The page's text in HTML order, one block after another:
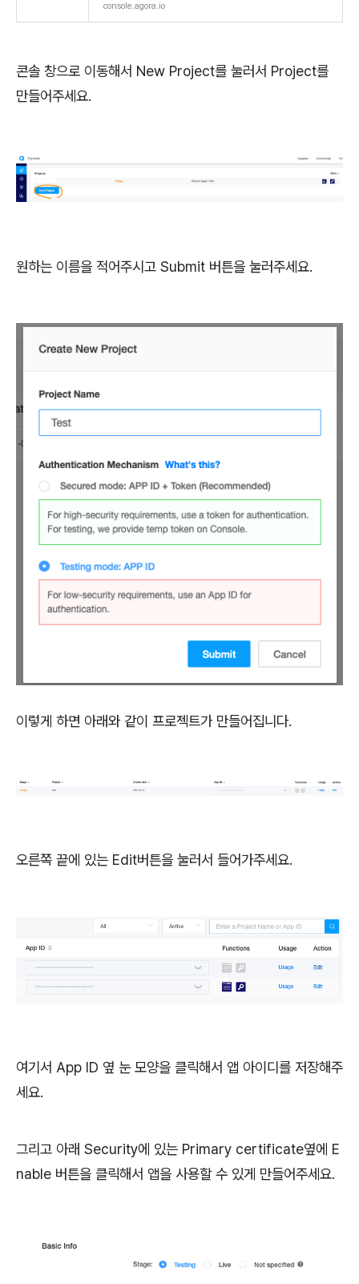
console.agora.io
콘솔 창으로 이동해서 New Project를 눌러서 Project를
만들어주세요.
원하는 이름을 적어주시고 Submit 버튼을 눌러주세요.
이렇게 하면 아래와 같이 프로젝트가 만들어집니다.
오른쪽 끝에 있는 Edit버튼을 눌러서 들어가주세요.
여기서 App ID 옆 눈 모양을 클릭해서 앱 아이디를 저장해주
세요.
그리고 아래 Security에 있는 Primary certificate옆에 E
nable 버튼을 클릭해서 앱을 사용할 수 있게 만들어주세요.